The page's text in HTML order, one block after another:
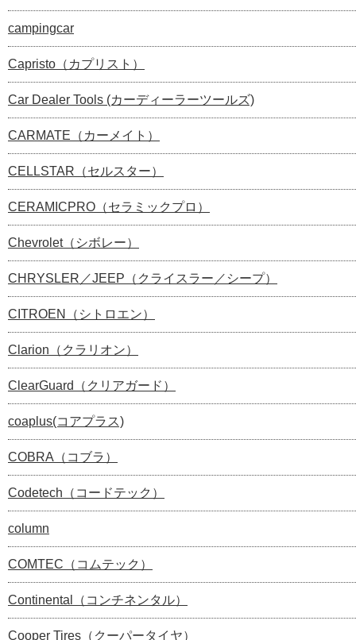
campingcar
Capristo（カプリスト）
Car Dealer Tools (カーディーラーツールズ)
CARMATE（カーメイト）
CELLSTAR（セルスター）
CERAMICPRO（セラミックプロ）
Chevrolet（シボレー）
CHRYSLER／JEEP（クライスラー／シープ）
CITROEN（シトロエン）
Clarion（クラリオン）
ClearGuard（クリアガード）
coaplus(コアプラス)
COBRA（コブラ）
Codetech（コードテック）
column
COMTEC（コムテック）
Continental（コンチネンタル）
Cooper Tires（クーパータイヤ）